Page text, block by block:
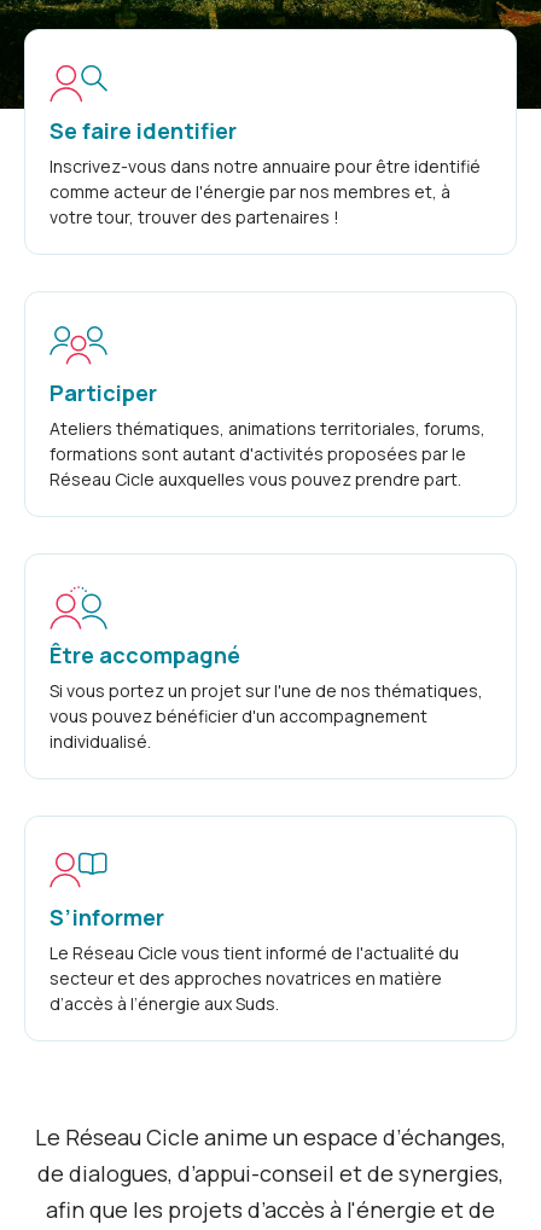
Se faire identifier
Inscrivez-vous dans notre annuaire pour être identifié
comme acteur de l'énergie par nos membres et, à
votre tour, trouver des partenaires !
Participer
Ateliers thématiques, animations territoriales, forums,
formations sont autant d'activités proposées par le
Réseau Cicle auxquelles vous pouvez prendre part.
Être accompagné
Si vous portez un projet sur l'une de nos thématiques,
vous pouvez bénéficier d'un accompagnement
individualisé.
S’informer
Le Réseau Cicle vous tient informé de l'actualité du
secteur et des approches novatrices en matière
d’accès à l’énergie aux Suds.
Le Réseau Cicle anime un espace d’échanges,
de dialogues, d’appui-conseil et de synergies,
afin que les projets d’accès à l'énergie et de